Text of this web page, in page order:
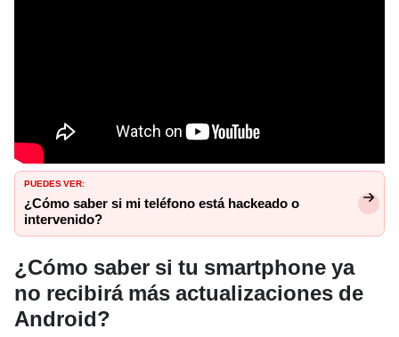
PUEDES VER:
¿Cómo saber si mi teléfono está hackeado o
intervenido?
¿Cómo saber si tu smartphone ya
no recibirá más actualizaciones de
Android?